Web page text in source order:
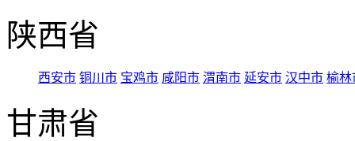
陕西省
西安市 铜川市 宝鸡市 咸阳市 渭南市 延安市 汉中市 榆林
甘肃省